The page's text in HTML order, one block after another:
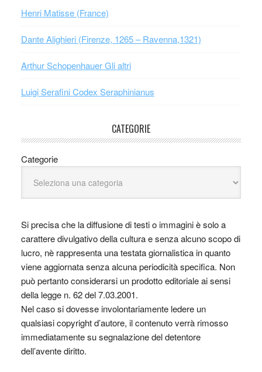
Henri Matisse (France)
Dante Alighieri (Firenze, 1265 – Ravenna,1321)
Arthur Schopenhauer Gli altri
Luigi Serafini Codex Seraphinianus
CATEGORIE
Categorie
Si precisa che la diffusione di testi o immagini è solo a
carattere divulgativo della cultura e senza alcuno scopo di
lucro, nè rappresenta una testata giornalistica in quanto
viene aggiornata senza alcuna periodicità specifica. Non
può pertanto considerarsi un prodotto editoriale ai sensi
della legge n. 62 del 7.03.2001.
Nel caso si dovesse involontariamente ledere un
qualsiasi copyright d’autore, il contenuto verrà rimosso
immediatamente su segnalazione del detentore
dell’avente diritto.